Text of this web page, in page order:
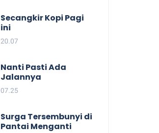
Secangkir Kopi Pagi
ini
20.07
Nanti Pasti Ada
Jalannya
07.25
Surga Tersembunyi di
Pantai Menganti